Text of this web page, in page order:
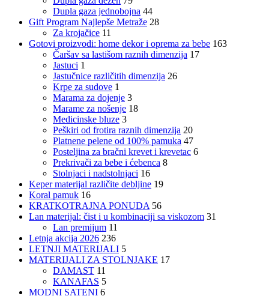
Dupla gaza jednobojna 44
Gift Program Najlepše Metraže 28
Za krojačice 11
Gotovi proizvodi: home dekor i oprema za bebe 163
Čaršav sa lastišom raznih dimenzija 17
Jastuci 1
Jastučnice različitih dimenzija 26
Krpe za sudove 1
Marama za dojenje 3
Marame za nošenje 18
Medicinske bluze 3
Peškiri od frotira raznih dimenzija 20
Platnene pelene od 100% pamuka 47
Posteljina za bračni krevet i krevetac 6
Prekrivači za bebe i ćebenca 8
Stolnjaci i nadstolnjaci 16
Keper materijal različite debljine 19
Koral pamuk 16
KRATKOTRAJNA PONUDA 56
Lan materijal: čist i u kombinaciji sa viskozom 31
Lan premijum 11
Letnja akcija 2026 236
LETNJI MATERIJALI 5
MATERIJALI ZA STOLNJAKE 17
DAMAST 11
KANAFAS 5
MODNI SATENI 6